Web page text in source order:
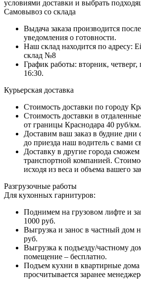
условиями доставки и выбрать
Самовывоз со склада
Выдача заказа производится
уведомления о готовности.
Наш склад находится по адресу:
склад №8
График работы: вторник, четверг,
16:30.
Курьерская доставка
Стоимость доставки по городу
Стоимость доставки в
от границы Краснодара 40 руб/км.
Доставим ваш заказ в будние дни
до приезда наш водитель с вами
Доставку в другие города
транспортной компанией.
исходя из веса и объема вашего
Разгрузочные работы
Для кухонных гарнитуров:
Поднимем на грузовом лифте и
1000 руб.
Выгрузка и занос в частный дом
руб.
Выгрузка к подъезду/частному
помещение – бесплатно.
Подъем кухни в квартирные дома
просчитывается заранее